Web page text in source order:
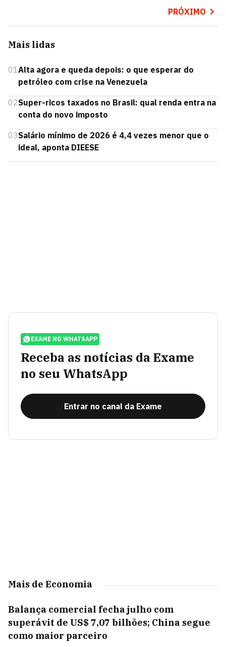
PRÓXIMO
Mais lidas
01Alta agora e queda depois: o que esperar do
petróleo com crise na Venezuela
02Super-ricos taxados no Brasil: qual renda entra na
conta do novo imposto
03Salário mínimo de 2026 é 4,4 vezes menor que o
ideal, aponta DIEESE
EXAME NO WHATSAPP
Receba as notícias da Exame
no seu WhatsApp
Entrar no canal da Exame
Mais de Economia
Balança comercial fecha julho com
superávit de US$ 7,07 bilhões; China segue
como maior parceiro